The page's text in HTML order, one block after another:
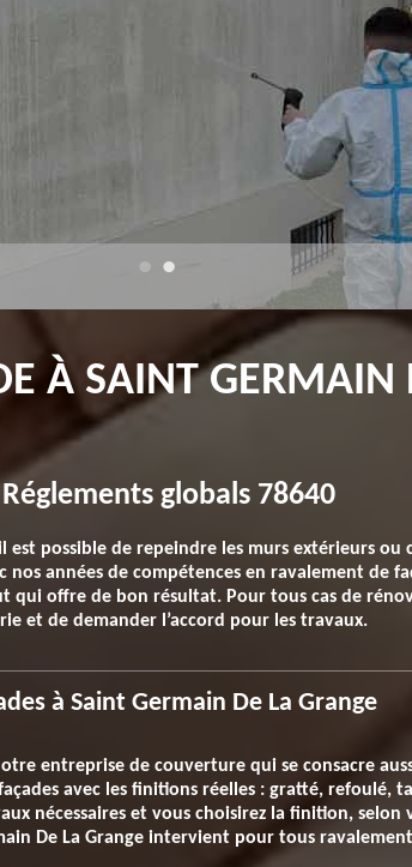
À SAINT GERMAIN
globals 78640
possible de repeindre les murs extérieurs ou
années de compétences en ravalement de
offre de bon résultat. Pour tous cas de
et de demander l’accord pour les travaux.
à Saint Germain De La Grange
entreprise de couverture qui se consacre
avec les finitions réelles : gratté, refoulé,
nécessaires et vous choisirez la finition,
De La Grange intervient pour tous